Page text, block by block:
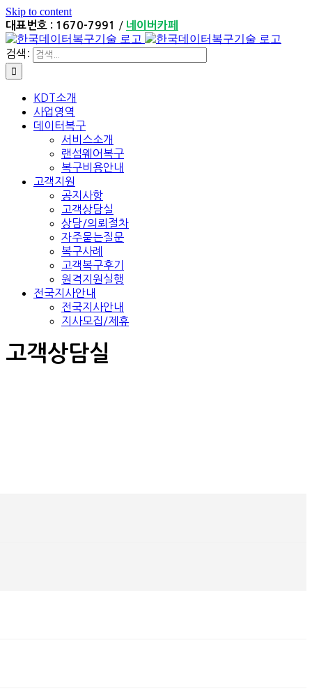
Skip to content
대표번호 : 1670-7991 / 네이버카페
검색:
KDT소개
사업영역
데이터복구
서비스소개
랜섬웨어복구
복구비용안내
고객지원
공지사항
고객상담실
상담/의뢰절차
자주묻는질문
복구사례
고객복구후기
원격지원실행
전국지사안내
전국지사안내
지사모집/제휴
고객상담실